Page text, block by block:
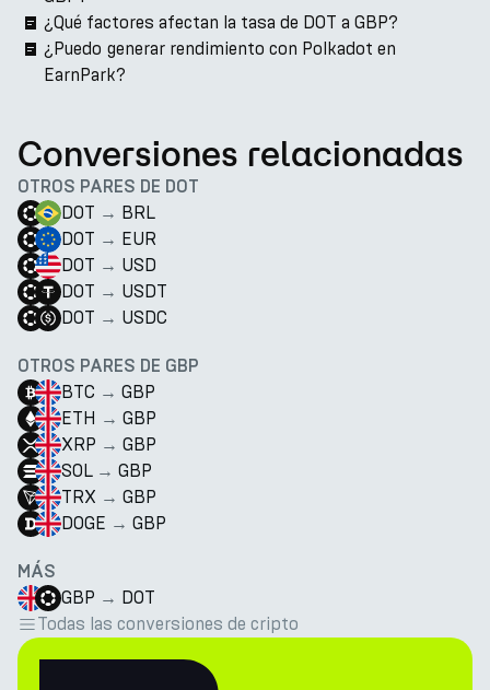
¿Qué factores afectan la tasa de DOT a GBP?
¿Puedo generar rendimiento con Polkadot en
EarnPark?
Conversiones relacionadas
OTROS PARES DE DOT
DOT → BRL
DOT → EUR
DOT → USD
DOT → USDT
DOT → USDC
OTROS PARES DE GBP
BTC → GBP
ETH → GBP
XRP → GBP
SOL → GBP
TRX → GBP
DOGE → GBP
MÁS
GBP → DOT
Todas las conversiones de cripto